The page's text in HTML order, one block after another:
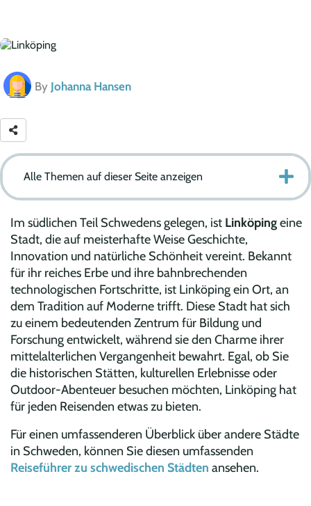
By Johanna Hansen
Alle Themen auf dieser Seite anzeigen
Im südlichen Teil Schwedens gelegen, ist Linköpingeine
Stadt, die auf meisterhafte Weise Geschichte,
Innovation und natürliche Schönheit vereint. Bekannt
für ihr reiches Erbe und ihre bahnbrechenden
technologischen Fortschritte, ist Linköping ein Ort, an
dem Tradition auf Moderne trifft. Diese Stadt hat sich
zu einem bedeutenden Zentrum für Bildung und
Forschung entwickelt, während sie den Charme ihrer
mittelalterlichen Vergangenheit bewahrt. Egal, ob Sie
die historischen Stätten, kulturellen Erlebnisse oder
Outdoor-Abenteuer besuchen möchten, Linköping hat
für jeden Reisenden etwas zu bieten.
Für einen umfassenderen Überblick über andere Städte
in Schweden, können Sie diesen umfassenden
Reiseführer zu schwedischen Städten ansehen.